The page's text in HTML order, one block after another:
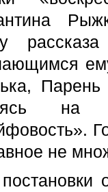
Парень
на
не